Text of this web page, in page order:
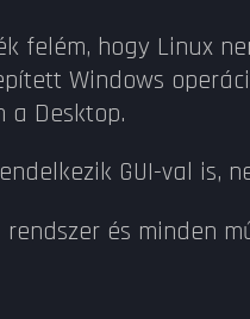
felém, hogy Linux
Windows
a Desktop.
GUI-val is,
és minden